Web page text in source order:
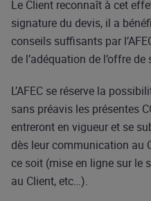
Le Client reconnaît à cet
signature du devis, il a
conseils suffisants par
de l’adéquation de l’offre
L’AFEC se réserve la
sans préavis les présentes
entreront en vigueur et se
dès leur communication au
ce soit (mise en ligne sur le
au Client, etc…).